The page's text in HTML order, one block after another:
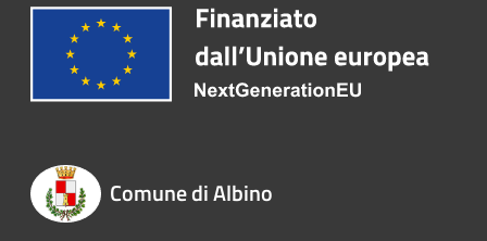
Comune di Albino